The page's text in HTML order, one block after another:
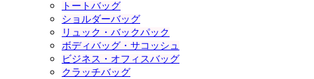
トートバッグ
ショルダーバッグ
リュック・バックパック
ボディバッグ・サコッシュ
ビジネス・オフィスバッグ
クラッチバッグ